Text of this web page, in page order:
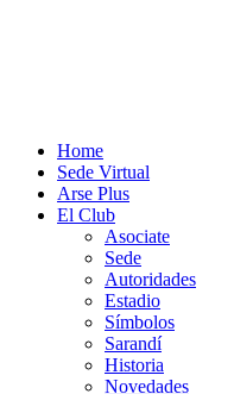
Home
Sede Virtual
Arse Plus
El Club
Asociate
Sede
Autoridades
Estadio
Símbolos
Sarandí
Historia
Novedades